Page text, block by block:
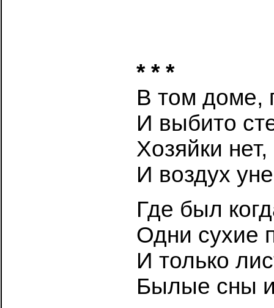
* * *
В том доме,
И выбито
Хозяйки
И воздух
Где был
Одни сухие
И только
Былые сны